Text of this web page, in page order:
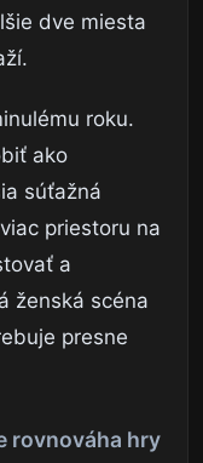
dve miesta
roku.
ako
súťažná
priestoru na
a
ženská scéna
presne
rovnováha hry